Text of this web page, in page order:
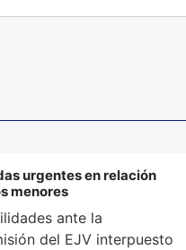
urgentes en relación
menores
ante la
del EJV interpuesto